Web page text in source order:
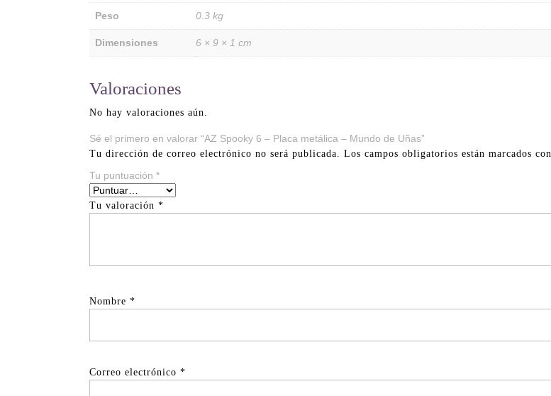
Peso 0.3 kg
Dimensiones 6 × 9 × 1 cm
Valoraciones
No hay valoraciones aún.
Sé el primero en valorar “AZ Spooky 6 – Placa metálica – Mundo de Uñas”
Tu dirección de correo electrónico no será publicada. Los campos obligatorios están marcados con
Tu puntuación *
Tu valoración *
Nombre *
Correo electrónico *